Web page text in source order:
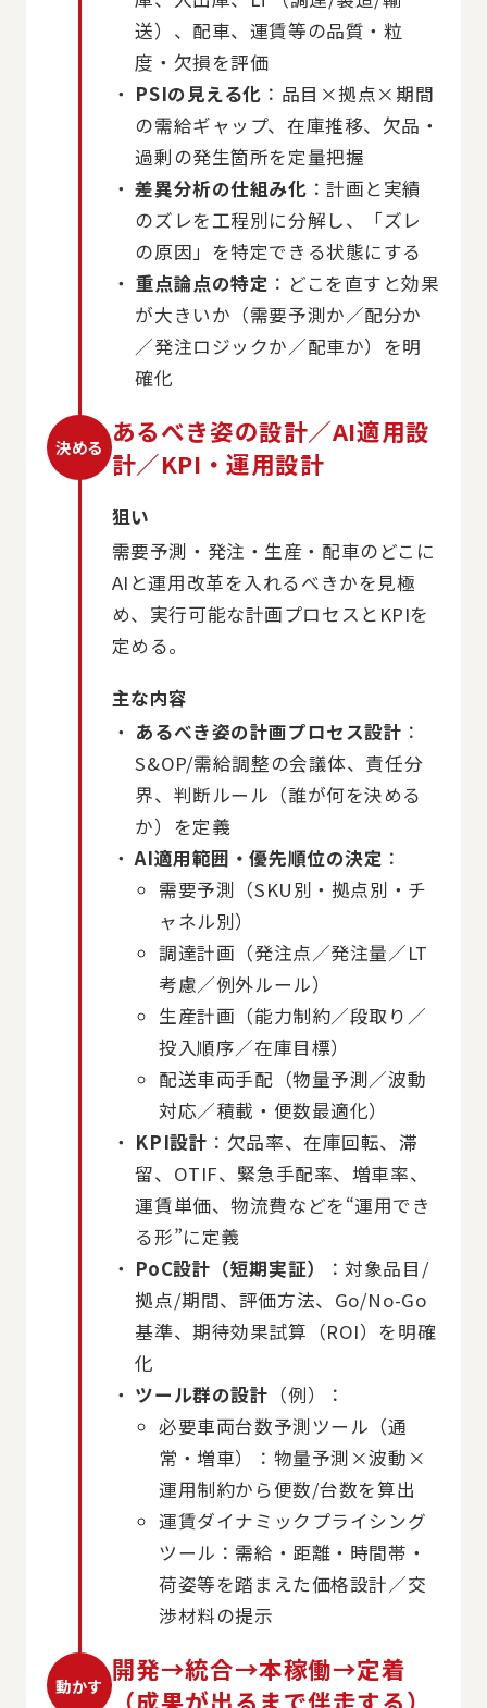
送）、配車、運賃等の品質・粒
度・欠損を評価
PSIの見える化 ：品目×拠点×期間
の需給ギャップ、在庫推移、欠品・
過剰の発生箇所を定量把握
差異分析の仕組み化 ：計画と実績
のズレを工程別に分解し、「ズレ
の原因」を特定できる状態にする
重点論点の特定 ：どこを直すと効果
が大きいか（需要予測か／配分か
／発注ロジックか／配車か）を明
確化
決める あるべき姿の設計／AI適用設
計／KPI・運用設計
狙い
需要予測・発注・生産・配車のどこに
AIと運用改革を入れるべきかを見極
め、実行可能な計画プロセスとKPIを
定める。
主な内容
あるべき姿の計画プロセス設計 ：
S&OP/需給調整の会議体、責任分
界、判断ルール（誰が何を決める
か）を定義
AI適用範囲・優先順位の決定 ：
需要予測（SKU別・拠点別・チ
ャネル別）
調達計画（発注点／発注量／LT
考慮／例外ルール）
生産計画（能力制約／段取り／
投入順序／在庫目標）
配送車両手配（物量予測／波動
対応／積載・便数最適化）
KPI設計 ：欠品率、在庫回転、滞
留、OTIF、緊急手配率、増車率、
運賃単価、物流費などを“運用でき
る形”に定義
PoC設計（短期実証）
：対象品目/
拠点/期間、評価方法、Go/No-Go
基準、期待効果試算（ROI）を明確
化
ツール群の設計 （例）：
必要車両台数予測ツール（通
常・増車）：物量予測×波動×
運用制約から便数/台数を算出
運賃ダイナミックプライシング
ツール：需給・距離・時間帯・
荷姿等を踏まえた価格設計／交
渉材料の提示
動かす 開発→統合→本稼働→定着
（成果が出るまで伴走する）